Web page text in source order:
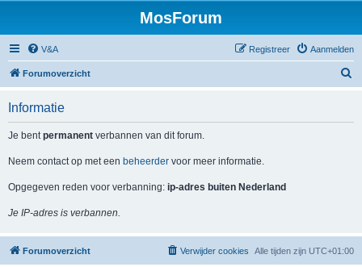
MosForum
V&A Aanmelden
Registreer
Forumoverzicht
Informatie
Je bentpermanent verbannen van dit forum.
Neem contact op met een beheerder voor meer informatie.
Opgegeven reden voor verbanning: ip-adres buiten Nederland
Je IP-adres is verbannen.
Forumoverzicht Alle tijden zijn UTC+01:00
Verwijder cookies